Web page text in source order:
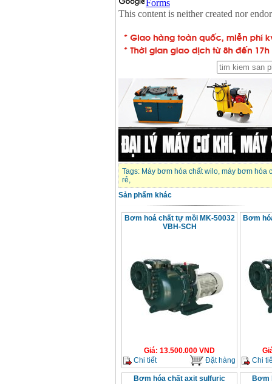
Tags: Máy bơm hóa chất wilo,máy bơm hóa
rẻ,
Sản phẩm khác
Bơm hoá chất tự mồi MK-50032
VBH-SCH
Giá: 13.500.000 VND
Chi tiết
Đặt hàng
Bơm
Chi
Bơm hóa chất axit sulfuric
Bơm